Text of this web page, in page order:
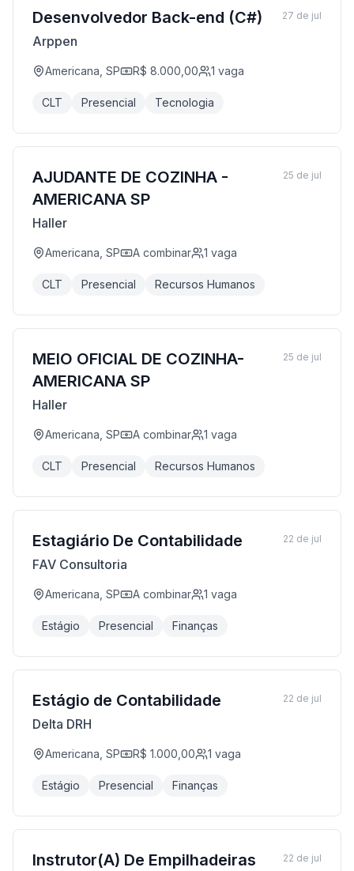
Desenvolvedor Back-end (C#)
Arppen
Americana, SP R$ 8.000,00 1 vaga
CLT Presencial Tecnologia
27 de jul
AJUDANTE DE COZINHA -
AMERICANA SP
Haller
Americana, SP A combinar 1 vaga
CLT Presencial Recursos Humanos
25 de jul
MEIO OFICIAL DE COZINHA-
AMERICANA SP
Haller
Americana, SP A combinar 1 vaga
CLT Presencial Recursos Humanos
25 de jul
Estagiário De Contabilidade
FAV Consultoria
Americana, SP A combinar 1 vaga
Estágio Presencial Finanças
22 de jul
Estágio de Contabilidade
Delta DRH
Americana, SP R$ 1.000,00 1 vaga
Estágio Presencial Finanças
22 de jul
Instrutor(A) De Empilhadeiras 22 de jul